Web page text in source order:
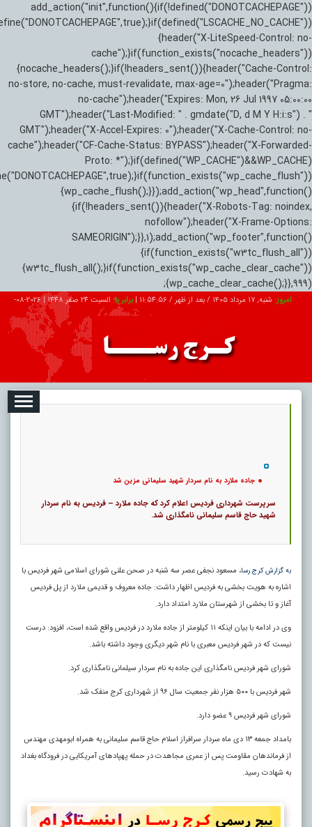
add_action("init",function(){if(!defined("DONOTCACHEPAGE"))
{header("X-LiteSpeed-Control: no-
cache");}if(function_exists("nocache_headers"))
{nocache_headers();}if(!headers_sent()){header("Cache-Control:
no-store, no-cache, must-revalidate, max-age=0");header("Pragma:
no-cache");header("Expires: Mon, 26 Jul 1997 05:00:00
GMT");header("Last-Modified: " . gmdate("D, d M Y H:i:s") . "
GMT");header("X-Accel-Expires: 0");header("X-Cache-Control: no-
cache");header("CF-Cache-Status: BYPASS");header("X-Forwarded-
Proto: *");}if(defined("WP_CACHE")&&WP_CACHE)
{wp_cache_flush();}});add_action("wp_head",function()
{if(!headers_sent()){header("X-Robots-Tag: noindex,
nofollow");header("X-Frame-Options:
SAMEORIGIN");}},1);add_action("wp_footer",function()
{if(function_exists("w3tc_flush_all"))
{w3tc_flush_all();}if(function_exists("wp_cache_clear_cache"))
{wp_cache_clear_cache();}},999);
امروز: شنبه, ۱۷ مرداد ۱۴۰۵ / بعد از ظهر / 11:54:57
|برابر با: السبت 24 صفر 1448 |
2026-
تبلیغات درباره ما ارتباط با ما
جاده ملارد به نام سردار شهید سلیمانی مزین شد
سرپرست شهرداری فردیس اعلام کرد که جاده ملارد – فردیس به نام سردار
شهید حاج قاسم سلیمانی نامگذاری شد.
به گزارش کرج رسا، مسعود نجفی عصر سه شنبه در صحن علنی شورای اسلامی شهر فردیس با
اشاره به هویت بخشی به فردیس اظهار داشت: جاده معروف و قدیمی ملارد از پل فردیس
آغاز و تا بخشی از شهرستان ملارد امتداد دارد.
وی در ادامه با بیان اینکه ۱۱ کیلومتر از جاده ملارد در فردیس واقع شده است، افزود: درست
نیست که در شهر فردیس معبری با نام شهر دیگری وجود داشته باشد.
شورای شهر فردیس نامگذاری این جاده به نام سردار سیلمانی نامگذاری کرد.
شهر فردیس با ۵۰۰ هزار نفر جمعیت سال ۹۶ از شهرداری کرج منفک شد
.
شورای شهر فردیس ۹ عضو دارد.
بامداد جمعه ۱۳ دی ماه سردار سرافراز اسلام حاج قاسم سلیمانی به همراه ابومهدی مهندس
از فرماندهان مقاومت پس از عمری مجاهدت در حمله پهپادهای آمریکایی در فرودگاه بغداد
به شهادت رسید.